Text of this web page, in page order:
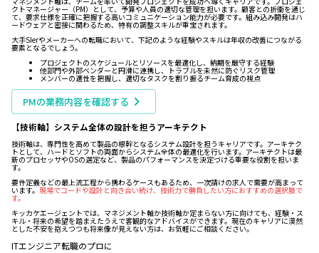
クトマネージャー（PM）として、予算や人員の適切な管理を担います。顧客との折衝を通じ
て、要求仕様を正確に把握する高いコミュニケーション能力が必要です。組み込み開発はハ
ードウェアと密接に関わるため、特有の調整スキルが重宝されます。
大手SIerやメーカーへの転職において、下記のような経験やスキルは年収の改善につながる
要素となるでしょう。
プロジェクトのスケジュールとリソースを最適化し、納期を厳守する経験
他部門や外部ベンダーと円滑に連携し、トラブルを未然に防ぐリスク管理
メンバーの適性を把握し、適切なタスクを割り振るチーム育成の視点
PMの業務内容を確認する
【技術軸】システム全体の設計を担うアーキテクト
技術軸は、専門性を高めて製品の根幹となるシステム設計を担うキャリアです。アーキテク
トとして、ハードとソフトの両面からシステム全体の最適化を行います。アーキテクトは最
新のプロセッサやOSの選定など、製品のパフォーマンスを決定づける重要な役割を担いま
す。
要件定義などの最上流工程から携わるケースもあるため、一次請けの求人で需要が高まって
います。 現場でコードや設計と向き合い続け、技術力で勝負したい方におすすめの選択肢で
す。
キッカケエージェントでは、マネジメント軸か技術軸か定まらない方に向けても、経験・ス
キル・将来の希望を踏まえたうえで客観的なアドバイスができます。現在のキャリアに漠然
とした不安を抱えつつも将来像が見えない方は、お気軽にご相談ください。
ITエンジニア転職のプロに